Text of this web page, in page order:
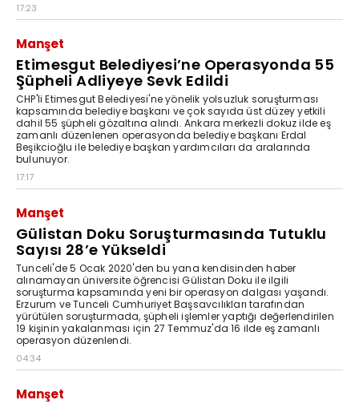
17:23
Manşet
Etimesgut Belediyesi’ne Operasyonda 55
Şüpheli Adliyeye Sevk Edildi
CHP'li Etimesgut Belediyesi'ne yönelik yolsuzluk soruşturması
kapsamında belediye başkanı ve çok sayıda üst düzey yetkili
dahil 55 şüpheli gözaltına alındı. Ankara merkezli dokuz ilde eş
zamanlı düzenlenen operasyonda belediye başkanı Erdal
Beşikcioğlu ile belediye başkan yardımcıları da aralarında
bulunuyor.
17:17
Manşet
Gülistan Doku Soruşturmasında Tutuklu
Sayısı 28’e Yükseldi
Tunceli'de 5 Ocak 2020'den bu yana kendisinden haber
alınamayan üniversite öğrencisi Gülistan Doku ile ilgili
soruşturma kapsamında yeni bir operasyon dalgası yaşandı.
Erzurum ve Tunceli Cumhuriyet Başsavcılıkları tarafından
yürütülen soruşturmada, şüpheli işlemler yaptığı değerlendirilen
19 kişinin yakalanması için 27 Temmuz'da 16 ilde eş zamanlı
operasyon düzenlendi.
04:34
Manşet